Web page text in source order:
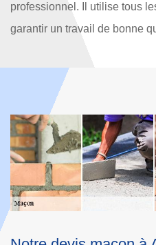
professionnel. Il utilise tous
garantir un travail de bonne